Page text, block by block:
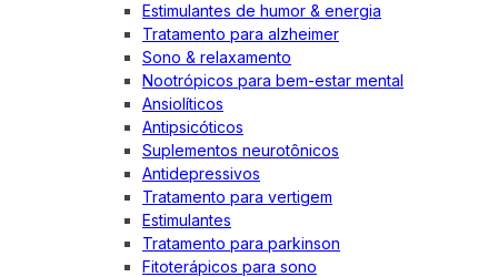
Estimulantes de humor & energia
Tratamento para alzheimer
Sono & relaxamento
Nootrópicos para bem-estar mental
Ansiolíticos
Antipsicóticos
Suplementos neurotônicos
Antidepressivos
Tratamento para vertigem
Estimulantes
Tratamento para parkinson
Fitoterápicos para sono